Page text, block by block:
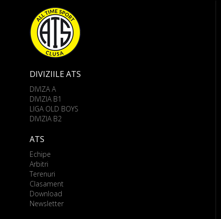
DIVIZIILE ATS
DIVIZA A
DIVIZIA B1
LIGA OLD BOYS
DIVIZIA B2
ATS
Echipe
Arbitri
Terenuri
Clasament
Download
Newsletter